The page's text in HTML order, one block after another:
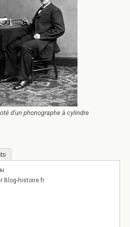
d'un phonographe à cylindre
Blog-histoire.fr